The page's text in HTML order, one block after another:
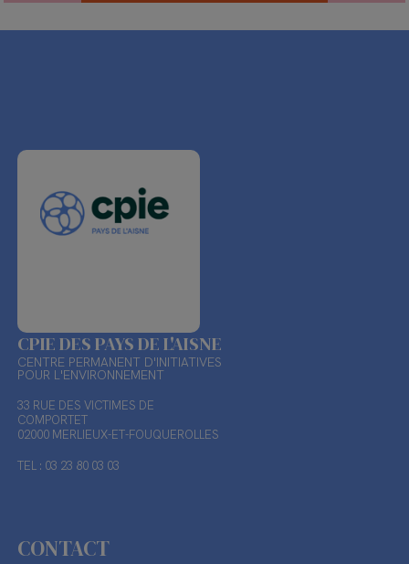
CPIE DES PAYS DE L'AISNE
CENTRE PERMANENT D'INITIATIVES
POUR L'ENVIRONNEMENT
33 RUE DES VICTIMES DE
COMPORTET
02000 MERLIEUX-ET-FOUQUEROLLES
TEL : 03 23 80 03 03
CONTACT